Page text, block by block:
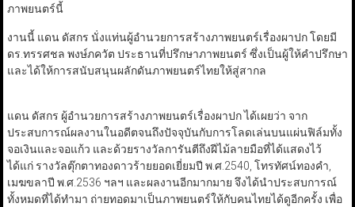
ภาพยนตร์นี้
งานนี้ แดน ดัสกร นั่งแท่นผู้อำนวยการสร้างภาพยนตร์เรื่องผาปก โดยมี
ดร.ทรรศชล พงษ์ภควัต ประธานที่ปรึกษาภาพยนตร์ ซึ่งเป็นผู้ให้คำปรึกษา
และได้ให้การสนับสนุนผลักดันภาพยนตร์ไทยให้สู่สากล
แดน ดัสกร ผู้อำนวยการสร้างภาพยนตร์เรื่องผาปก ได้เผยว่า จาก
ประสบการณ์ผลงานในอดีตจนถึงปัจจุบันกับการโลดเล่นบนแผ่นฟิล์มทั้ง
จอเงินและจอแก้ว และด้วยรางวัลการันตีถึงฝีไม้ลายมือที่ได้แสดงไว้
ได้แก่ รางวัลตุ๊กตาทองดาวร้ายยอดเยี่ยมปี พ.ศ.2540, โทรทัศน์ทองคำ,
เมฆขลาปี พ.ศ.2536 ฯลฯ และผลงานอีกมากมาย จึงได้นำประสบการณ์
ทั้งหมดที่ได้ทำมา ถ่ายทอดมาเป็นภาพยนตร์ให้กับคนไทยได้ดูอีกครั้ง เพื่อ